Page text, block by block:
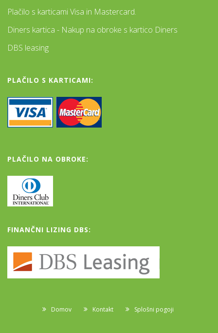
Plačilo s karticami Visa in Mastercard.
Diners kartica - Nakup na obroke s kartico Diners
DBS leasing
PLAČILO S KARTICAMI:
PLAČILO NA OBROKE:
FINANČNI LIZING DBS:
Domov Kontakt Splošni pogoji